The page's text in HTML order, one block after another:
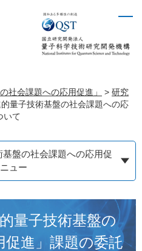
社会課題への応用促進」 > 研究
量子技術基盤の社会課題への応
いて
盤の社会課題への応用促
ュー
量子技術基盤の
促進」課題の委託